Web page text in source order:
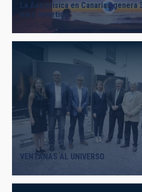
La Astrofísica en Canarias genera
euro invertido
VENTANAS AL UNIVERSO